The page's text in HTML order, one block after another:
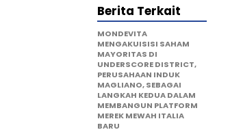
Berita Terkait
MONDEVITA
MENGAKUISISI SAHAM
MAYORITAS DI
UNDERSCORE DISTRICT,
PERUSAHAAN INDUK
MAGLIANO, SEBAGAI
LANGKAH KEDUA DALAM
MEMBANGUN PLATFORM
MEREK MEWAH ITALIA
BARU